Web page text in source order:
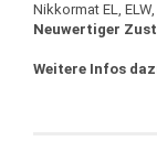
Nikkormat EL, ELW,
Neuwertiger
Weitere Infos